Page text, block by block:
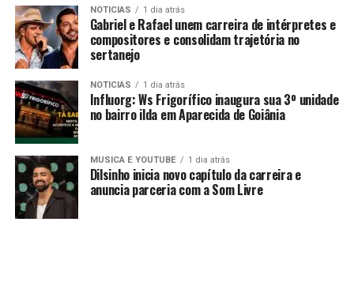
NOTICIAS 1 dia atrás
Gabriel e Rafael unem carreira de intérpretes e
compositores e consolidam trajetória no
sertanejo
NOTICIAS 1 dia atrás
Influorg: Ws Frigorífico inaugura sua 3º unidade
no bairro ilda em Aparecida de Goiânia
MUSICA E YOUTUBE 1 dia atrás
Dilsinho inicia novo capítulo da carreira e
anuncia parceria com a Som Livre